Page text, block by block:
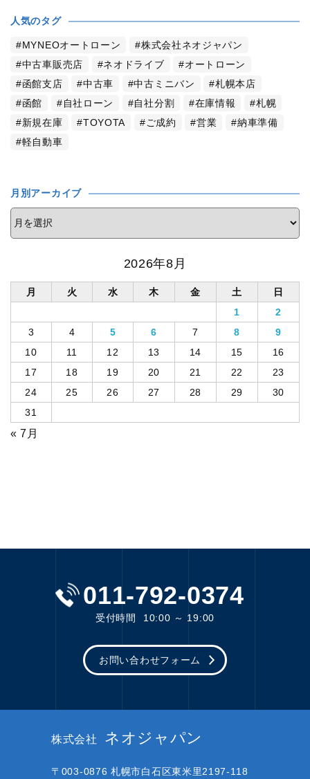
人気のタグ
MYNEOオートローン
株式会社ネオジャパン
中古車販売店
ネオドライブ
オートローン
函館支店
中古車 中古ミニバン
札幌本店
函館
自社ローン 自社分割 在庫情報
札幌
新規在庫
TOYOTA ご成約 営業
納車準備
軽自動車
月別アーカイブ
2026年8月
月 火 水 木 金 土
日
1
2
3
4 5 6 7 8
9
10
11 12 13 14 15
16
17
18 19 20 21 22
23
24
25 26 27 28 29
30
31
« 7月
011-792-0374
受付時間 10:00 ～ 19:00
お問い合わせフォーム
株式会社 ネオジャパン
〒003-0876 札幌市白石区東米里2197-118